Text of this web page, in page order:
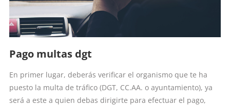
Pago multas dgt
En primer lugar, deberás verificar el organismo que te ha
puesto la multa de tráfico (DGT, CC.AA. o ayuntamiento), ya
será a este a quien debas dirigirte para efectuar el pago,